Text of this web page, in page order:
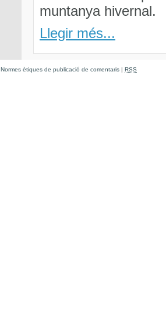
muntanya hivernal.
Llegir més...
Normes ètiques de publicació de comentaris | RSS